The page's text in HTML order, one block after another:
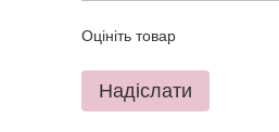
Оцініть товар
Надіслати